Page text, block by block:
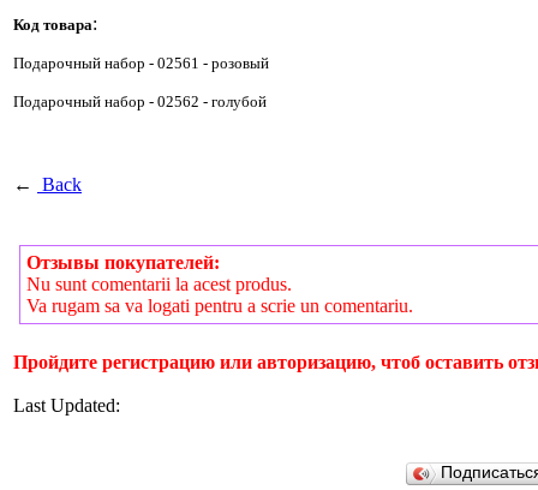
Код товара:
Подарочный набор - 02561 - розовый
Подарочный набор - 02562 - голубой
← Back
Отзывы покупателей:
Nu sunt comentarii la acest produs.
Va rugam sa va logati pentru a scrie un comentariu.
Пройдите регистрацию или авторизацию, чтоб оставить
Last Updated: